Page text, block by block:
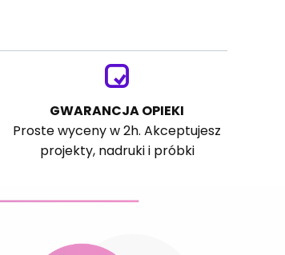
GWARANCJA OPIEKI
Proste wyceny w 2h. Akceptujesz
projekty, nadruki i próbki